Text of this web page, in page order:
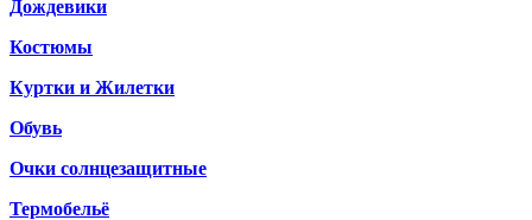
Дождевики
Костюмы
Куртки и Жилетки
Обувь
Очки солнцезащитные
Термобельё